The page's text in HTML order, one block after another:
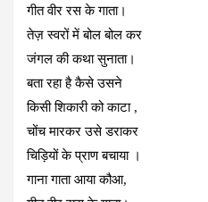
गीत वीर रस के गाता।
तेज़ स्वरों में बोल बोल कर
जंगल की कथा सुनाता।
बता रहा है कैसे उसने
किसी शिकारी को काटा ,
चोंच मारकर उसे डराकर
चिड़ियों के प्राण बचाया ।
गाना गाता आया कौआ,